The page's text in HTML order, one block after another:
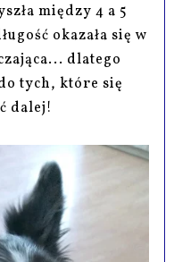
między 4 a 5
okazała się w
dlatego
tych, które się
dalej!